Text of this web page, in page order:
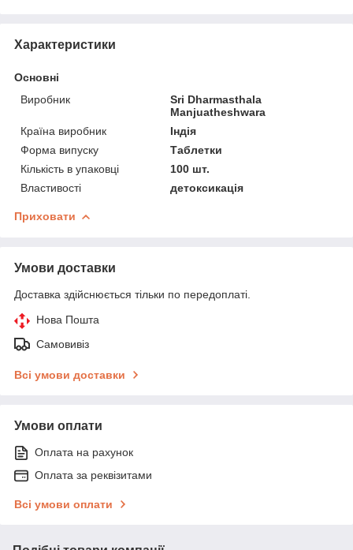
Характеристики
Основні
Виробник
Sri Dharmasthala
Manjuatheshwara
Країна виробник
Індія
Форма випуску
Таблетки
Кількість в упаковці
100 шт.
Властивості
детоксикація
Приховати
Умови доставки
Доставка здійснюється тільки по передоплаті.
Нова Пошта
Самовивіз
Всі умови доставки
Умови оплати
Оплата на рахунок
Оплата за реквізитами
Всі умови оплати